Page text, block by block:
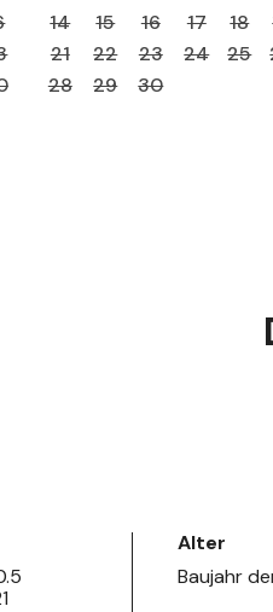
14
15 16 17 18
21
22 23 24 25
28
29 30
Alter
Baujahr